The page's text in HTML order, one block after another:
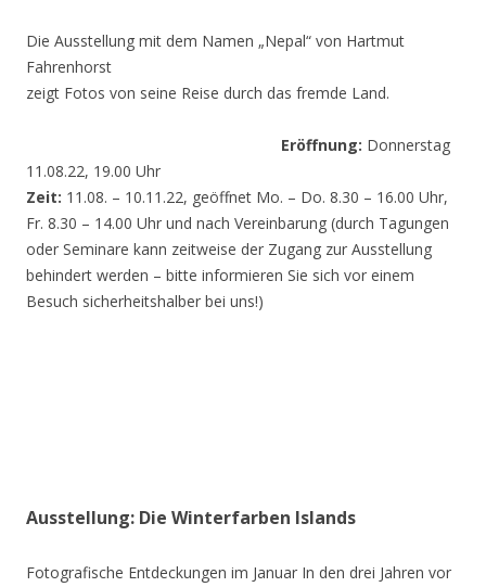
Die Ausstellung mit dem Namen „Nepal“ von Hartmut
Fahrenhorst
zeigt Fotos von seine Reise durch das fremde Land.
Eröffnung: Donnerstag
11.08.22, 19.00 Uhr
Zeit: 11.08. – 10.11.22, geöffnet Mo. – Do. 8.30 – 16.00 Uhr,
Fr. 8.30 – 14.00 Uhr und nach Vereinbarung (durch Tagungen
oder Seminare kann zeitweise der Zugang zur Ausstellung
behindert werden – bitte informieren Sie sich vor einem
Besuch sicherheitshalber bei uns!)
Ausstellung: Die Winterfarben Islands
Fotografische Entdeckungen im Januar In den drei Jahren vor